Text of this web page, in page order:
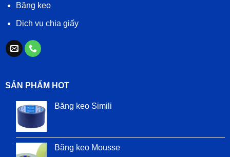
Băng keo
Dịch vụ chia giấy
SẢN PHẨM HOT
Băng keo Simili
Băng keo Mousse